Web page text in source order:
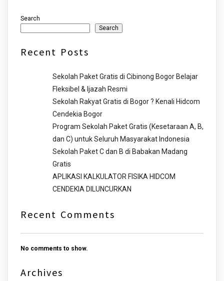
Search
Search
Recent Posts
Sekolah Paket Gratis di Cibinong Bogor Belajar
Fleksibel & Ijazah Resmi
Sekolah Rakyat Gratis di Bogor ? Kenali Hidcom
Cendekia Bogor
Program Sekolah Paket Gratis (Kesetaraan A, B,
dan C) untuk Seluruh Masyarakat Indonesia
Sekolah Paket C dan B di Babakan Madang
Gratis
APLIKASI KALKULATOR FISIKA HIDCOM
CENDEKIA DILUNCURKAN
Recent Comments
No comments to show.
Archives